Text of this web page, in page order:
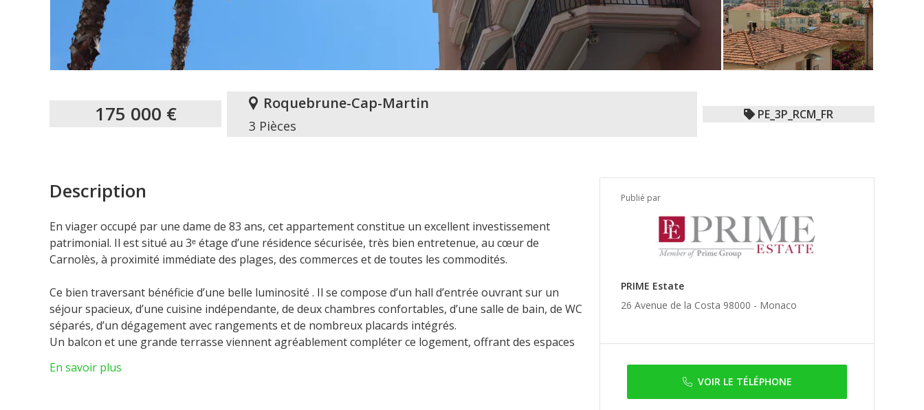
175 000 € Roquebrune-Cap-Martin
3 Pièces
PE_3P_RCM_FR
Publié par
PRIME Estate
26 Avenue de la Costa 98000 - Monaco
VOIR LE TÉLÉPHONE
Description
En viager occupé par une dame de 83 ans, cet appartement constitue un excellent investissement
patrimonial. Il est situé au 3ᵉ étage d’une résidence sécurisée, très bien entretenue, au cœur de
Carnolès, à proximité immédiate des plages, des commerces et de toutes les commodités.
Ce bien traversant bénéficie d’une belle luminosité . Il se compose d’un hall d’entrée ouvrant sur un
séjour spacieux, d’une cuisine indépendante, de deux chambres confortables, d’une salle de bain, de WC
séparés, d’un dégagement avec rangements et de nombreux placards intégrés.
Un balcon et une grande terrasse viennent agréablement compléter ce logement, offrant des espaces
Les honoraires sont à la charge du vendeur.
En savoir plus